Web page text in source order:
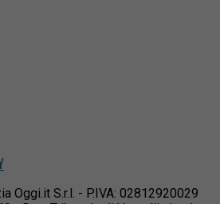
Oggi.it S.r.l. - P.IVA: 02812920029